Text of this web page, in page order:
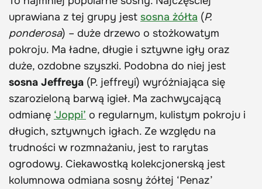
uprawiana z tej grupy jest sosna żółta (P.
ponderosa) – duże drzewo o stożkowatym
pokroju. Ma ładne, długie i sztywne igły oraz
duże, ozdobne szyszki. Podobna do niej jest
sosna Jeffreya (P. jeffreyi) wyróżniająca się
szarozieloną barwą igieł. Ma zachwycającą
odmianę ‘Joppi’ o regularnym, kulistym pokroju i
długich, sztywnych igłach. Ze względu na
trudności w rozmnażaniu, jest to rarytas
ogrodowy. Ciekawostką kolekcjonerską jest
kolumnowa odmiana sosny żółtej ‘Penaz’